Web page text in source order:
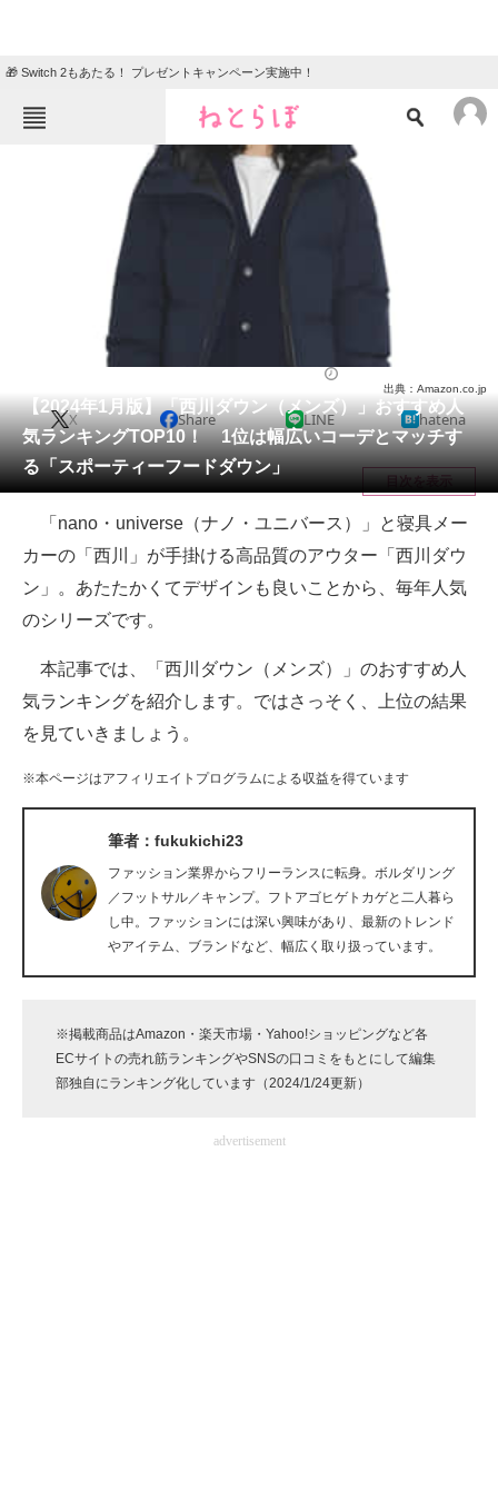
🎁 Switch 2もあたる！ プレゼントキャンペーン実施中！
ねとらぼメニュー
ニュース
クイズ
リサーチ
会員記事
メディア
注目記事を集めた総合ページ
ITの今と未来を見通す
スマホと通信の最新トレンド
ビジネスと働き方のヒント
AI活用のいまが分かる
企業ITのトレンドを詳説
経営リーダーのコミュニティ
マーケ×ITの今がよく分かる
ITエンジニア向け専門サイト
【2024年1月版】「西川ダウン（メンズ）」おすすめ人
気ランキングTOP10！ 1位は幅広いコーデとマッチす
る「スポーティーフードダウン」
出典：Amazon.co.jp
X Share LINE hatena
目次を表示
「nano・universe（ナノ・ユニバース）」と寝具メー
カーの「西川」が手掛ける高品質のアウター「西川ダウ
ン」。あたたかくてデザインも良いことから、毎年人気
のシリーズです。
本記事では、「西川ダウン（メンズ）」のおすすめ人
気ランキングを紹介します。ではさっそく、上位の結果
を見ていきましょう。
※本ページはアフィリエイトプログラムによる収益を得ています
筆者：fukukichi23
ファッション業界からフリーランスに転身。ボルダリング
／フットサル／キャンプ。フトアゴヒゲトカゲと二人暮ら
し中。ファッションには深い興味があり、最新のトレンド
やアイテム、ブランドなど、幅広く取り扱っています。
※掲載商品はAmazon・楽天市場・Yahoo!ショッピングなど各
ECサイトの売れ筋ランキングやSNSの口コミをもとにして編集
部独自にランキング化しています（2024/1/24更新）
advertisement